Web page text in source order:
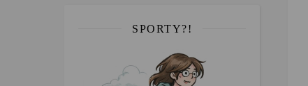
SPORTY?!